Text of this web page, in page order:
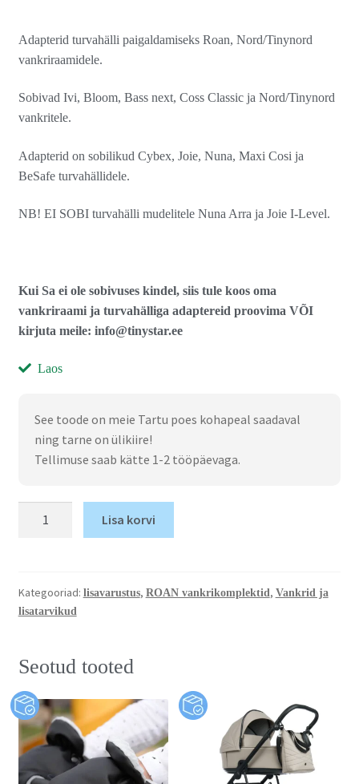
Adapterid turvahälli paigaldamiseks Roan, Nord/Tinynord
vankriraamidele.
Sobivad Ivi, Bloom, Bass next, Coss Classic ja Nord/Tinynord
vankritele.
Adapterid on sobilikud Cybex, Joie, Nuna, Maxi Cosi ja
BeSafe turvahällidele.
NB! EI SOBI turvahälli mudelitele Nuna Arra ja Joie I-Level.
Kui Sa ei ole sobivuses kindel, siis tule koos oma
vankriraami ja turvahälliga adaptereid proovima VÕI
kirjuta meile: info@tinystar.ee
Laos
See toode on meie Tartu poes kohapeal saadaval
ning tarne on ülikiire!
Tellimuse saab kätte 1-2 tööpäevaga.
Lisa korvi
Kategooriad: lisavarustus, ROAN vankrikomplektid, Vankrid ja
lisatarvikud
Seotud tooted